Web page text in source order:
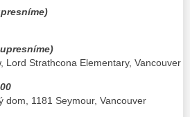
Lord Strathcona Elementary, Vancouver
dom, 1181 Seymour, Vancouver